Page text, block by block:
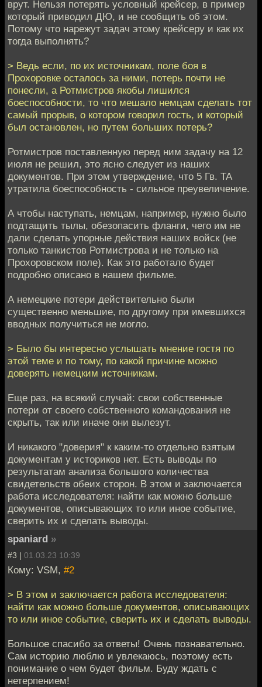
врут. Нельзя потерять условный крейсер, в пример
который приводил ДЮ, и не сообщить об этом.
Потому что нарежут задач этому крейсеру и как их
тогда выполнять?
> Ведь если, по их источникам, поле боя в
Прохоровке осталось за ними, потерь почти не
понесли, а Ротмистров якобы лишился
боеспособности, то что мешало немцам сделать тот
самый прорыв, о котором говорил гость, и который
был остановлен, но путем больших потерь?
Ротмистров поставленную перед ним задачу на 12
июля не решил, это ясно следует из наших
документов. При этом утверждение, что 5 Гв. ТА
утратила боеспособность - сильное преувеличение.
А чтобы наступать, немцам, например, нужно было
подтащить тылы, обезопасить фланги, чего им не
дали сделать упорные действия наших войск (не
только танкистов Ротмистрова и не только на
Прохоровском поле). Как это работало будет
подробно описано в нашем фильме.
А немецкие потери действительно были
существенно меньшие, по другому при имевшихся
вводных получиться не могло.
> Было бы интересно услышать мнение гостя по
этой теме и по тому, по какой причине можно
доверять немецким источникам.
Еще раз, на всякий случай: свои собственные
потери от своего собственного командования не
скрыть, так или иначе они вылезут.
И никакого "доверия" к каким-то отдельно взятым
документам у историков нет. Есть выводы по
результатам анализа большого количества
свидетельств обеих сторон. В этом и заключается
работа исследователя: найти как можно больше
документов, описывающих то или иное событие,
сверить их и сделать выводы.
spaniard »
#3 | 01.03.23 10:39
Кому: VSM, #2
> В этом и заключается работа исследователя:
найти как можно больше документов, описывающих
то или иное событие, сверить их и сделать выводы.
Большое спасибо за ответы! Очень познавательно.
Сам историю люблю и увлекаюсь, поэтому есть
понимание о чем будет фильм. Буду ждать с
нетерпением!